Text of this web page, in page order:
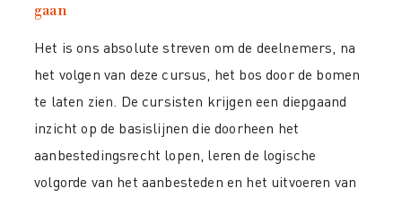
gaan
Het is ons absolute streven om de deelnemers, na
het volgen van deze cursus, het bos door de bomen
te laten zien. De cursisten krijgen een diepgaand
inzicht op de basislijnen die doorheen het
aanbestedingsrecht lopen, leren de logische
volgorde van het aanbesteden en het uitvoeren van